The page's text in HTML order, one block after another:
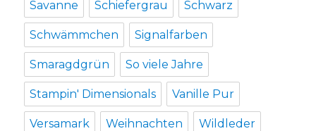
Savanne Schiefergrau Schwarz
Schwämmchen Signalfarben
Smaragdgrün So viele Jahre
Stampin' Dimensionals Vanille Pur
Versamark Weihnachten Wildleder